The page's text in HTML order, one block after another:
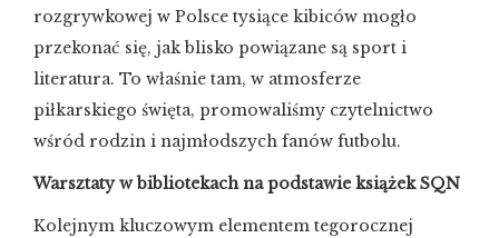
rozgrywkowej w Polsce tysiące kibiców mogło
przekonać się, jak blisko powiązane są sport i
literatura. To właśnie tam, w atmosferze
piłkarskiego święta, promowaliśmy czytelnictwo
wśród rodzin i najmłodszych fanów futbolu.
Warsztaty w bibliotekach na podstawie książek SQN
Kolejnym kluczowym elementem tegorocznej